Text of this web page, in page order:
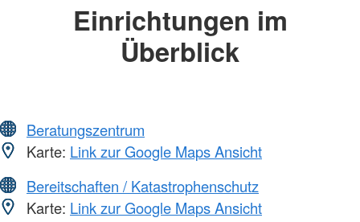
Einrichtungen im
Überblick
Beratungszentrum
Karte: Link zur Google Maps Ansicht
Bereitschaften / Katastrophenschutz
Karte: Link zur Google Maps Ansicht